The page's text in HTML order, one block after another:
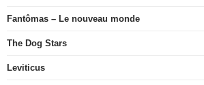
Fantômas – Le nouveau monde
The Dog Stars
Leviticus